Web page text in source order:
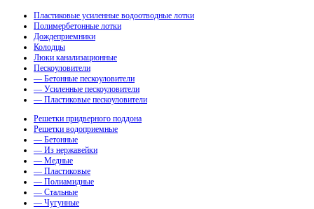
Пластиковые усиленные водоотводные лотки
Полимербетонные лотки
Дождеприемники
Колодцы
Люки канализационные
Пескоуловители
— Бетонные пескоуловители
— Усиленные пескоуловители
— Пластиковые пескоуловители
Решетки придверного поддона
Решетки водоприемные
— Бетонные
— Из нержавейки
— Медные
— Пластиковые
— Полиамидные
— Стальные
— Чугунные